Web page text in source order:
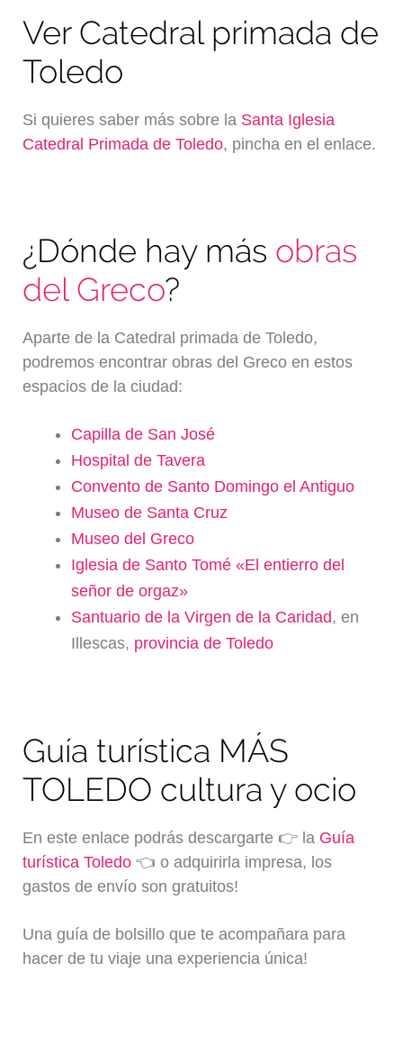
Ver Catedral primada de
Toledo
Si quieres saber más sobre la Santa Iglesia
Catedral Primada de Toledo, pincha en el enlace.
¿Dónde hay más obras
del Greco?
Aparte de la Catedral primada de Toledo,
podremos encontrar obras del Greco en estos
espacios de la ciudad:
Capilla de San José
Hospital de Tavera
Convento de Santo Domingo el Antiguo
Museo de Santa Cruz
Museo del Greco
Iglesia de Santo Tomé «El entierro del
señor de orgaz»
Santuario de la Virgen de la Caridad, en
Illescas, provincia de Toledo
Guía turística MÁS
TOLEDO cultura y ocio
En este enlace podrás descargarte 👉 la Guía
turística Toledo 👈 o adquirirla impresa, los
gastos de envío son gratuitos!
Una guía de bolsillo que te acompañara para
hacer de tu viaje una experiencia única!